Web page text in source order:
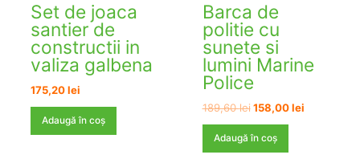
Set de joaca
santier de
constructii in
valiza galbena
175,20lei
Adaugă în coș
Barca de
politie cu
sunete si
lumini Marine
Police
189,60lei Prețul
a
fost:
158,00leiPrețul
Adaugă în coș